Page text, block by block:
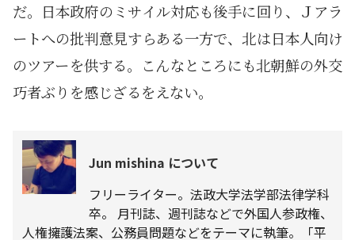
だ。日本政府のミサイル対応も後手に回り、Ｊアラ
ートへの批判意見すらある一方で、北は日本人向け
のツアーを供する。こんなところにも北朝鮮の外交
巧者ぶりを感じざるをえない。
Jun mishina について
フリーライター。法政大学法学部法律学科
卒。 月刊誌、週刊誌などで外国人参政権、
人権擁護法案、公務員問題などをテーマに執筆。「平